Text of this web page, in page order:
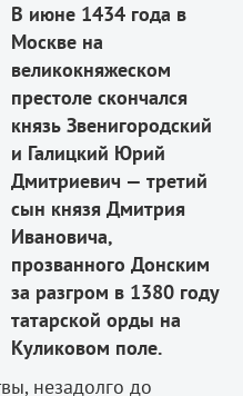
В июне 1434 года в
Москве на
великокняжеском
престоле скончался
князь Звенигородский
и Галицкий Юрий
Дмитриевич — третий
сын князя Дмитрия
Ивановича,
прозванного Донским
за разгром в 1380 году
татарской орды на
Куликовом поле.
незадолго до